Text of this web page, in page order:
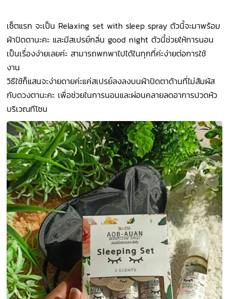
เซ็ตแรก จะเป็น Relaxing set with sleep spray ตัวนี้จะมาพร้อม
ผ้าปิดตานะคะ และมีสเปรย์กลิ่น good night ตัวนี้ช่วยให้การนอน
เป็นเรื่องง่ายเลยค่ะ สามารถพกพาไปได้ในทุกที่ค่ะง่ายต่อการใช้
งาน
วิธีใช้ก็แสนจะง่ายดายค่ะแค่สเปรย์ลงลงบนผ้าปิดตาด้านที่ไม่สัมผัส
กับดวงตานะคะ เพื่อช่วยในการนอนและผ่อนคลายลดอาการปวดหัว
บริเวณทีโซน